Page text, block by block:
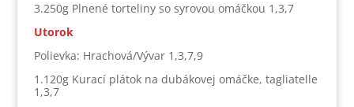
3.250g Plnené torteliny so syrovou omáčkou 1,3,7
Utorok
Polievka: Hrachová/Vývar 1,3,7,9
1.120g Kurací plátok na dubákovej omáčke, tagliatelle
1,3,7